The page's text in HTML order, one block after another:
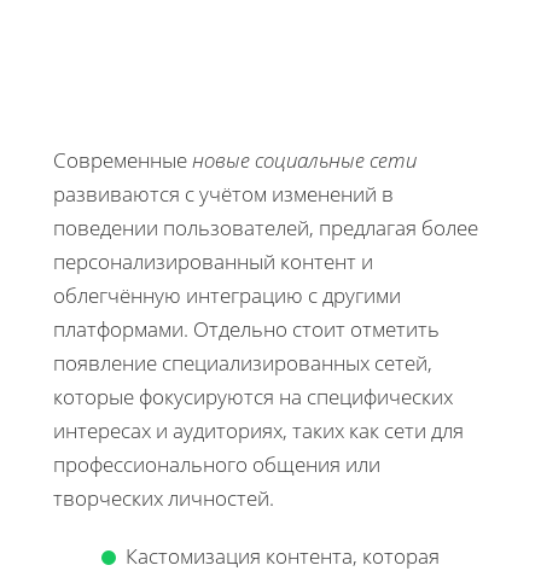
Современныеновые социальные сети
развиваются с учётом изменений в
поведении пользователей, предлагая более
персонализированный контент и
облегчённую интеграцию с другими
платформами. Отдельно стоит отметить
появление специализированных сетей,
которые фокусируются на специфических
интересах и аудиториях, таких как сети для
профессионального общения или
творческих личностей.
Кастомизация контента, которая